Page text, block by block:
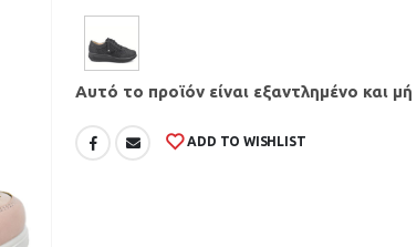
Αυτό το προϊόν είναι εξαντλημένο και
ADD TO WISHLIST